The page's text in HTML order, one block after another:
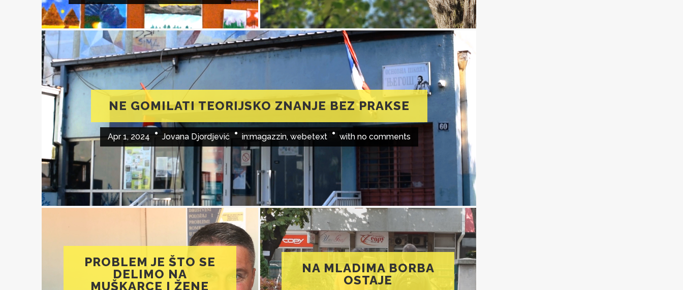
NE GOMILATI TEORIJSKO ZNANJE BEZ PRAKSE
Apr 1, 2024 Jovana Djordjević in:magazzin, webetext with no comments
PROBLEM JE ŠTO SE
DELIMO NA
MUŠKARCE I ŽENE
NA MLADIMA BORBA
OSTAJE